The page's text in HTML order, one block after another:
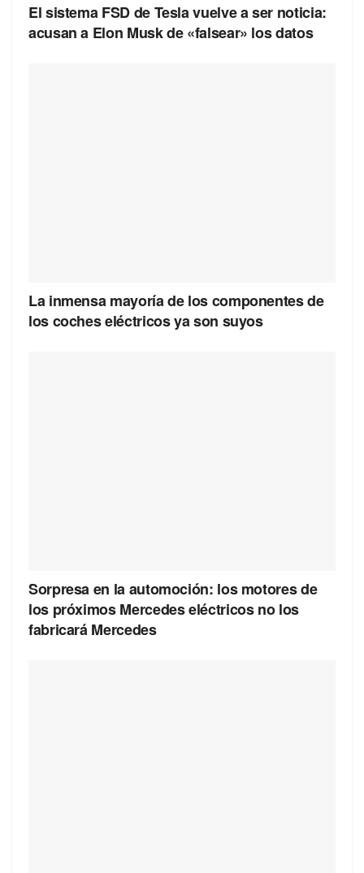
El sistema FSD de Tesla vuelve a ser noticia:
acusan a Elon Musk de «falsear» los datos
La inmensa mayoría de los componentes de
los coches eléctricos ya son suyos
Sorpresa en la automoción: los motores de
los próximos Mercedes eléctricos no los
fabricará Mercedes